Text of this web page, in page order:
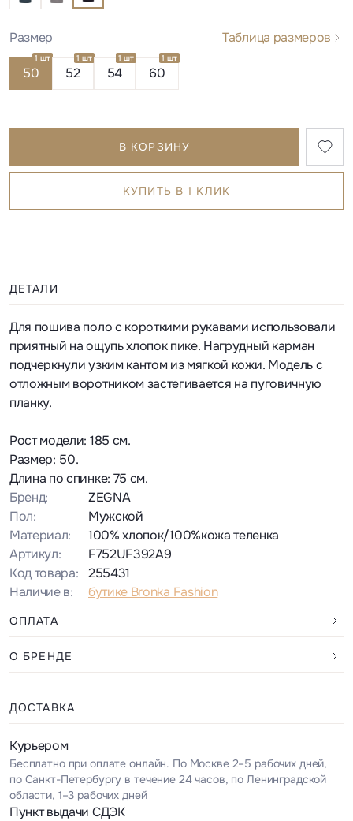
Размер Таблица размеров
50
1 шт
52
1 шт
54
1 шт
60
1 шт
В КОРЗИНУ
КУПИТЬ В 1 КЛИК
ДЕТАЛИ
Для пошива поло с короткими рукавами использовали
приятный на ощупь хлопок пике. Нагрудный карман
подчеркнули узким кантом из мягкой кожи. Модель с
отложным воротником застегивается на пуговичную
планку.
Рост модели: 185 см.
Размер: 50.
Длина по спинке: 75 см.
Бренд:
ZEGNA
Пол:
Мужской
Материал:
100% хлопок/100%кожа теленка
Артикул:
F752UF392A9
Код товара:
255431
Наличие в:
бутике Bronka Fashion
ОПЛАТА
О БРЕНДЕ
ДОСТАВКА
Курьером
Бесплатно при оплате онлайн. По Москве 2–5 рабочих дней,
по Санкт-Петербургу в течение 24 часов, по Ленинградской
области, 1–3 рабочих дней
Пункт выдачи СДЭК